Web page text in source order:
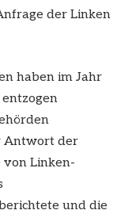
der Linken
haben im Jahr
Antwort der
von Linken-
und die